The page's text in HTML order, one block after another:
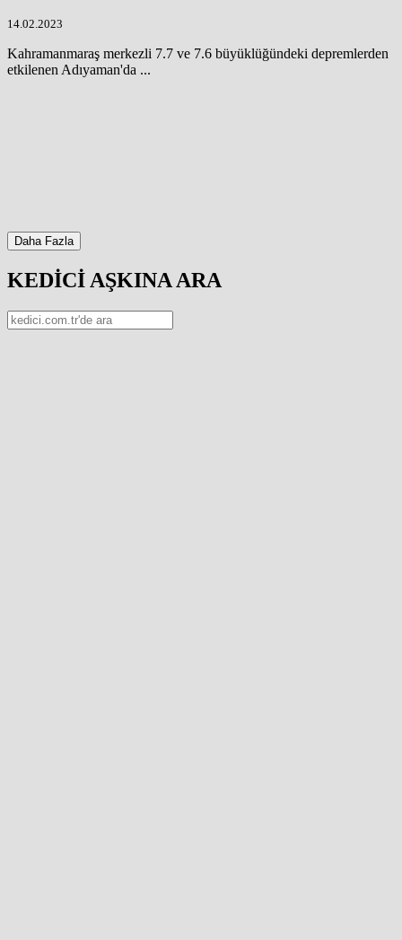
14.02.2023
Kahramanmaraş merkezli 7.7 ve 7.6 büyüklüğündeki depremlerden
etkilenen Adıyaman'da ...
Daha Fazla
KEDİCİ AŞKINA ARA